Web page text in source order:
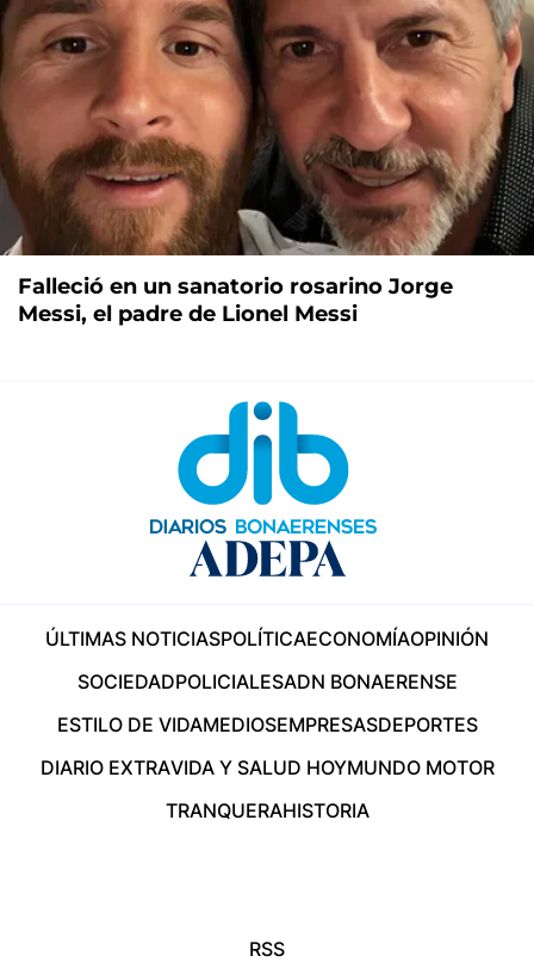
Falleció en un sanatorio rosarino Jorge
Messi, el padre de Lionel Messi
ÚLTIMAS NOTICIASPOLÍTICAECONOMÍAOPINIÓN
SOCIEDADPOLICIALESADN BONAERENSE
ESTILO DE VIDAMEDIOSEMPRESASDEPORTES
DIARIO EXTRAVIDA Y SALUD HOYMUNDO MOTOR
TRANQUERAHISTORIA
RSS